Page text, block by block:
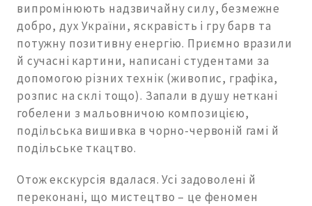
випромінюють надзвичайну силу, безмежне
добро, дух України, яскравість і гру барв та
потужну позитивну енергію. Приємно вразили
й сучасні картини, написані студентами за
допомогою різних технік (живопис, графіка,
розпис на склі тощо). Запали в душу неткані
гобелени з мальовничою композицією,
подільська вишивка в чорно-червоній гамі й
подільське ткацтво.
Отож екскурсія вдалася. Усі задоволені й
переконані, що мистецтво – це феномен